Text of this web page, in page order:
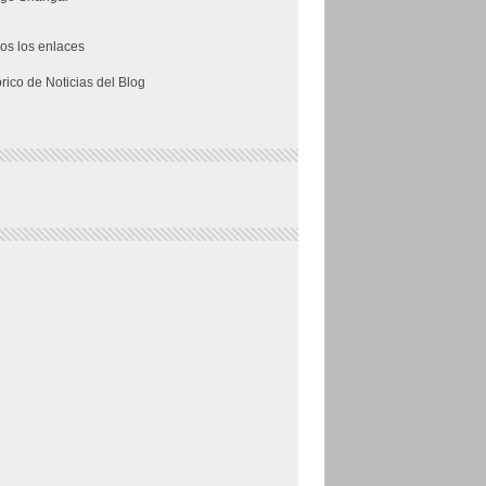
los enlaces
de Noticias del Blog